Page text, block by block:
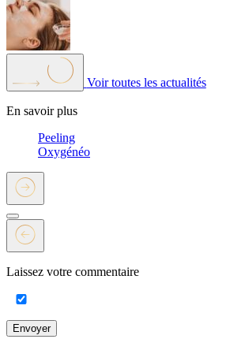
Voir toutes les actualités
En savoir plus
Peeling
Oxygénéo
Laissez votre commentaire
Envoyer